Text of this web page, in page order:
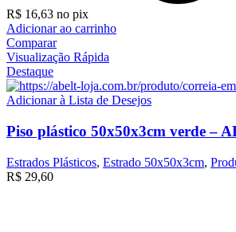
R$ 16,63 no pix
Adicionar ao carrinho
Comparar
Visualização Rápida
Destaque
Adicionar à Lista de Desejos
Piso plástico 50x50x3cm verde –
Estrados Plásticos, Estrado 50x50x3cm,
R$ 29,60